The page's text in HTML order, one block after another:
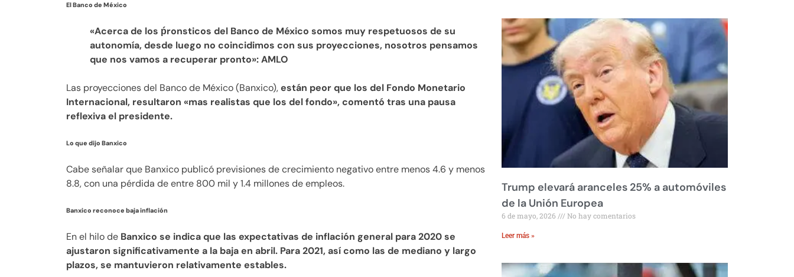
El Banco de México
«Acerca de los ṕronsticos del Banco de México somos muy respetuosos de su
autonomía, desde luego no coincidimos con sus proyecciones, nosotros pensamos
que nos vamos a recuperar pronto»: AMLO
Las proyecciones del Banco de México (Banxico),están peor que los del Fondo Monetario
Internacional, resultaron «mas realistas que los del fondo», comentó tras una pausa
reflexiva el presidente.
Lo que dijo Banxico
Cabe señalar que Banxico publicó previsiones de crecimiento negativo entre menos 4.6 y menos
8.8, con una pérdida de entre 800 mil y 1.4 millones de empleos.
Banxico reconoce baja inflación
En el hilo de Banxico se indica que las expectativas de inflación general para 2020 se
ajustaron significativamente a la baja en abril. Para 2021, así como las de mediano y largo
plazos, se mantuvieron relativamente estables.
Trump elevará aranceles 25% a automóviles
de la Unión Europea
6 de mayo, 2026 No hay comentarios
Leer más »